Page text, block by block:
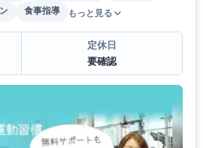
食事指導 もっと見る
定休日
要確認